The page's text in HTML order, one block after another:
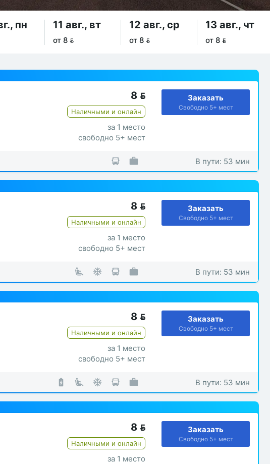
пн 11 авг., вт
от 8 
12 авг., ср
от 8 
13 авг., чт
от 8 
8 
Наличными и онлайн
за 1 место
свободно 5+ мест
Заказать
Свободно 5+ мест
В пути: 53 мин
8 
Наличными и онлайн
за 1 место
свободно 5+ мест
Заказать
Свободно 5+ мест
В пути: 53 мин
8 
Наличными и онлайн
за 1 место
свободно 5+ мест
Заказать
Свободно 5+ мест
В пути: 53 мин
8 
Наличными и онлайн
за 1 место
Заказать
Свободно 5+ мест